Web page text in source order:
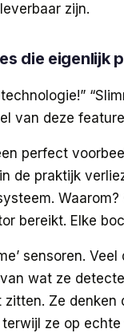
zijn.
die eigenlijk
van deze
perfect
de praktijk
bereikt. Elke
sensoren.
wat ze
Ze denken
ze op